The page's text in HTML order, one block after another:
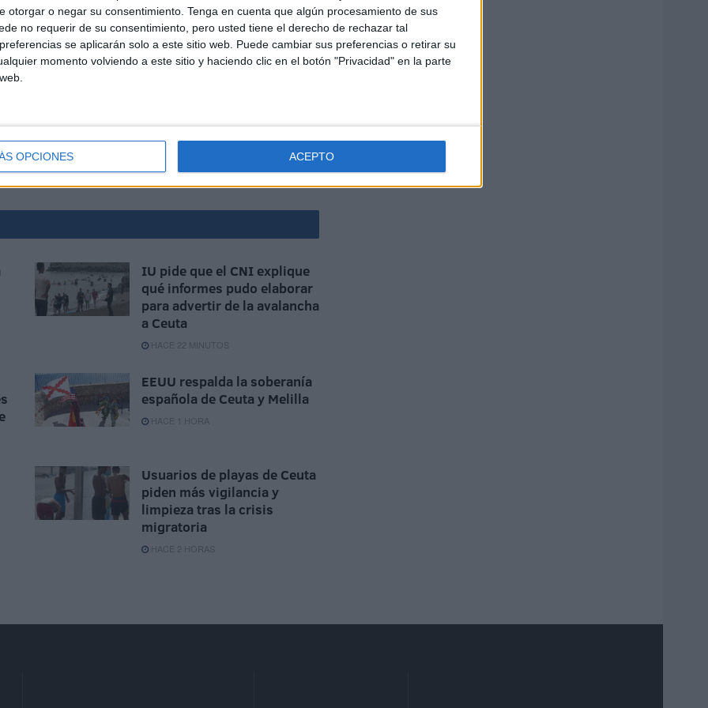
otorgar o negar su consentimiento. Tenga en cuenta que algún procesamiento de sus
no requerir de su consentimiento, pero usted tiene el derecho de rechazar tal
se aplicarán solo a este sitio web. Puede cambiar sus preferencias o retirar su
momento volviendo a este sitio y haciendo clic en el botón "Privacidad" en la parte
OPCIONES ACEPTO
especulación.
mi madre, cuando vaya a la ducha y en otros
pensar, de reír o añorar a nadie.
IU pide que el CNI explique
qué informes pudo elaborar
para advertir de la avalancha
a Ceuta
HACE 22 MINUTOS
EEUU respalda la soberanía
española de Ceuta y Melilla
HACE 1 HORA
Usuarios de playas de Ceuta
piden más vigilancia y
limpieza tras la crisis
migratoria
HACE 2 HORAS